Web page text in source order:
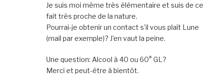
Je suis moi même très élémentaire et suis de ce
fait très proche de la nature.
Pourrai-je obtenir un contact s’il vous plaît Lune
(mail par exemple)? J’en vaut la peine.
Une question: Alcool à 40 ou 60° GL?
Merci et peut-être à bientôt.